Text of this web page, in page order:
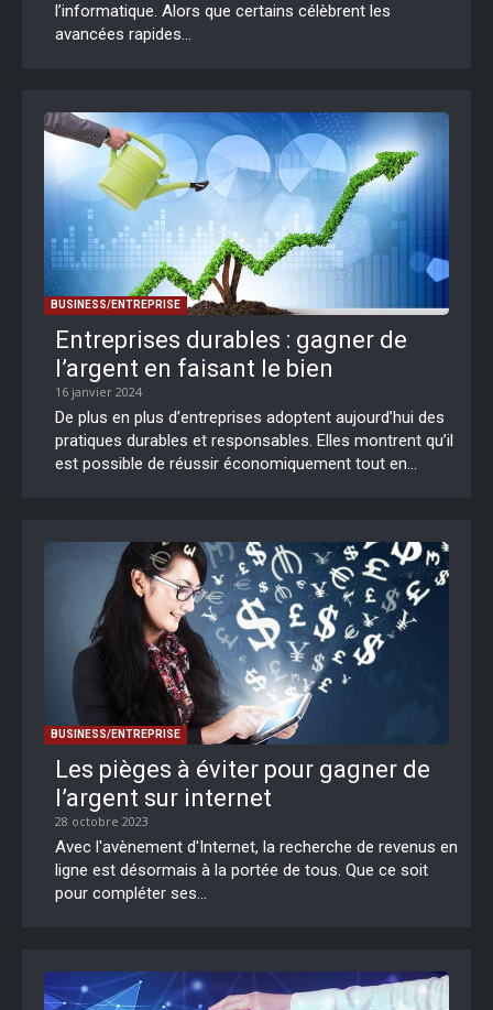
l’informatique. Alors que certains célèbrent les
avancées rapides...
BUSINESS/ENTREPRISE
Entreprises durables : gagner de
l’argent en faisant le bien
16 janvier 2024
De plus en plus d’entreprises adoptent aujourd’hui des
pratiques durables et responsables. Elles montrent qu’il
est possible de réussir économiquement tout en...
BUSINESS/ENTREPRISE
Les pièges à éviter pour gagner de
l’argent sur internet
28 octobre 2023
Avec l'avènement d'Internet, la recherche de revenus en
ligne est désormais à la portée de tous. Que ce soit
pour compléter ses...